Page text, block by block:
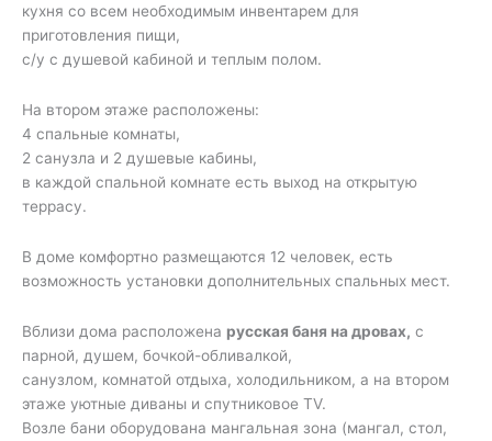
кухня со всем необходимым инвентарем для
приготовления пищи,
с/у с душевой кабиной и теплым полом.
На втором этаже расположены:
4 спальные комнаты,
2 санузла и 2 душевые кабины,
в каждой спальной комнате есть выход на открытую
террасу.
В доме комфортно размещаются 12 человек, есть
возможность установки дополнительных спальных мест.
Вблизи дома расположена русская баня на дровах, с
парной, душем, бочкой-обливалкой,
санузлом, комнатой отдыха, холодильником, а на втором
этаже уютные диваны и спутниковое TV.
Возле бани оборудована мангальная зона (мангал, стол,